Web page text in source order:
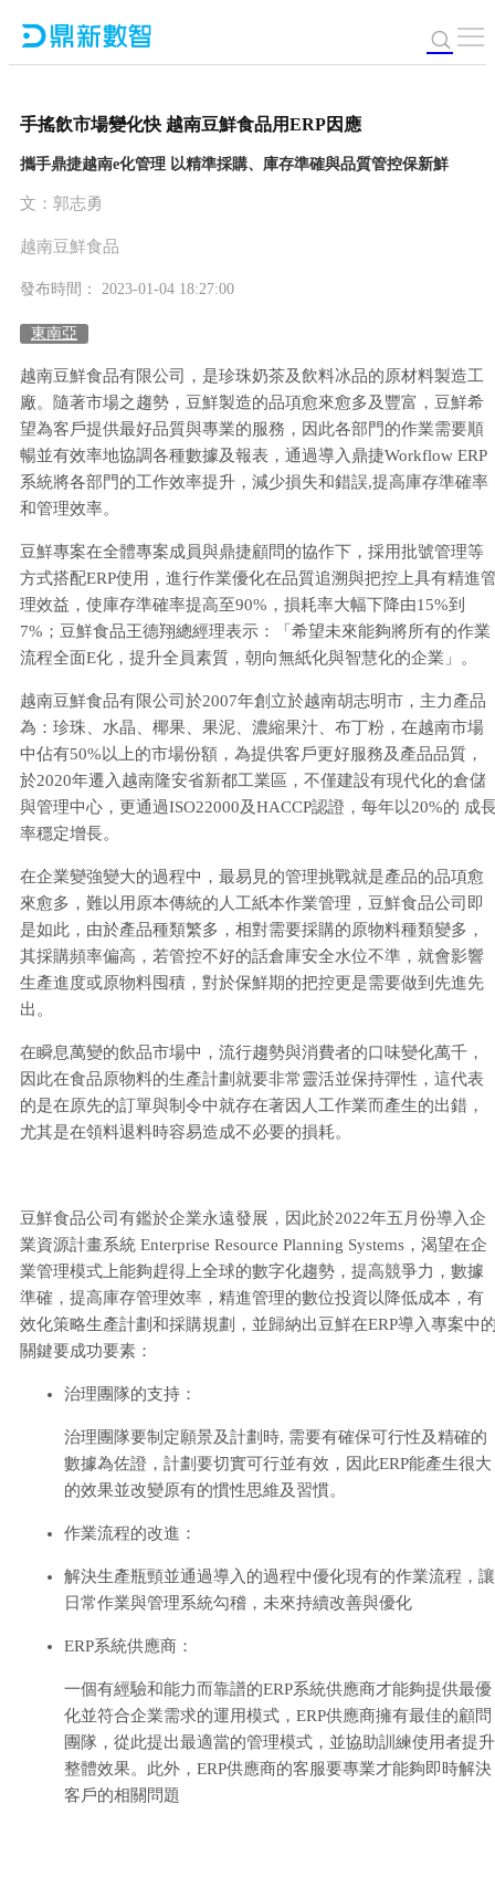
手搖飲市場變化快 越南豆鮮食品用ERP因應
攜手鼎捷越南e化管理 以精準採購、庫存準確與品質管控保新鮮
文：郭志勇
越南豆鮮食品
發布時間： 2023-01-04 18:27:00
東南亞
越南豆鮮食品有限公司，是珍珠奶茶及飲料冰品的原材料製造工
廠。隨著市場之趨勢，豆鮮製造的品項愈來愈多及豐富，豆鮮希
望為客戶提供最好品質與專業的服務，因此各部門的作業需要順
暢並有效率地協調各種數據及報表，通過導入鼎捷Workflow ERP
系統將各部門的工作效率提升，減少損失和錯誤,提高庫存準確率
和管理效率。
豆鮮專案在全體專案成員與鼎捷顧問的協作下，採用批號管理等
方式搭配ERP使用，進行作業優化在品質追溯與把控上具有精進
理效益，使庫存準確率提高至90%，損耗率大幅下降由15%到
7%；豆鮮食品王德翔總經理表示：「希望未來能夠將所有的作業
流程全面E化，提升全員素質，朝向無紙化與智慧化的企業」。
越南豆鮮食品有限公司於2007年創立於越南胡志明市，主力產品
為：珍珠、水晶、椰果、果泥、濃縮果汁、布丁粉，在越南市場
中佔有50%以上的市場份額，為提供客戶更好服務及產品品質，
於2020年遷入越南隆安省新都工業區，不僅建設有現代化的倉儲
與管理中心，更通過ISO22000及HACCP認證，每年以20%的 成
率穩定增長。
在企業變強變大的過程中，最易見的管理挑戰就是產品的品項愈
來愈多，難以用原本傳統的人工紙本作業管理，豆鮮食品公司即
是如此，由於產品種類繁多，相對需要採購的原物料種類變多，
其採購頻率偏高，若管控不好的話倉庫安全水位不準，就會影響
生產進度或原物料囤積，對於保鮮期的把控更是需要做到先進先
出。
在瞬息萬變的飲品市場中，流行趨勢與消費者的口味變化萬千，
因此在食品原物料的生產計劃就要非常靈活並保持彈性，這代表
的是在原先的訂單與制令中就存在著因人工作業而產生的出錯，
尤其是在領料退料時容易造成不必要的損耗。
豆鮮食品公司有鑑於企業永遠發展，因此於2022年五月份導入企
業資源計畫系統 Enterprise Resource Planning Systems，渴望在企
業管理模式上能夠趕得上全球的數字化趨勢，提高競爭力，數據
準確，提高庫存管理效率，精進管理的數位投資以降低成本，有
效化策略生產計劃和採購規劃，並歸納出豆鮮在ERP導入專案中
關鍵要成功要素：
治理團隊的支持：
治理團隊要制定願景及計劃時, 需要有確保可行性及精確的
數據為佐證，計劃要切實可行並有效，因此ERP能產生很大
的效果並改變原有的慣性思維及習慣。
作業流程的改進：
解決生產瓶頸並通過導入的過程中優化現有的作業流程，讓
日常作業與管理系統勾稽，未來持續改善與優化
ERP系統供應商：
一個有經驗和能力而靠譜的ERP系統供應商才能夠提供最優
化並符合企業需求的運用模式，ERP供應商擁有最佳的顧問
團隊，從此提出最適當的管理模式，並協助訓練使用者提升
整體效果。此外，ERP供應商的客服要專業才能夠即時解決
客戶的相關問題